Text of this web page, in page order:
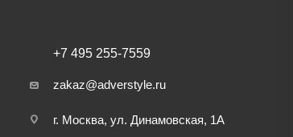
+7 495 255-7559
zakaz@adverstyle.ru
г. Москва, ул. Динамовская, 1А